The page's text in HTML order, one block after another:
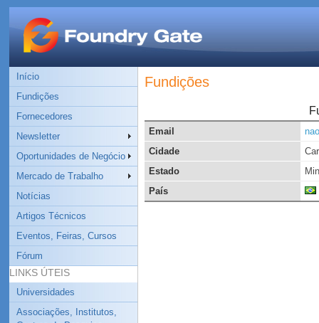
Início
Fundições
Fornecedores
Newsletter
Oportunidades de Negócio
Mercado de Trabalho
Notícias
Artigos Técnicos
Eventos, Feiras, Cursos
Fórum
LINKS ÚTEIS
Universidades
Associações, Institutos,
Fundições
Email
Cidade
Estado
País